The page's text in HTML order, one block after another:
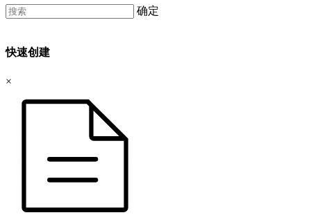
确定
快速创建
×